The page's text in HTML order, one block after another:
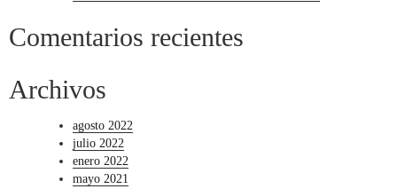
Comentarios recientes
Archivos
agosto 2022
julio 2022
enero 2022
mayo 2021